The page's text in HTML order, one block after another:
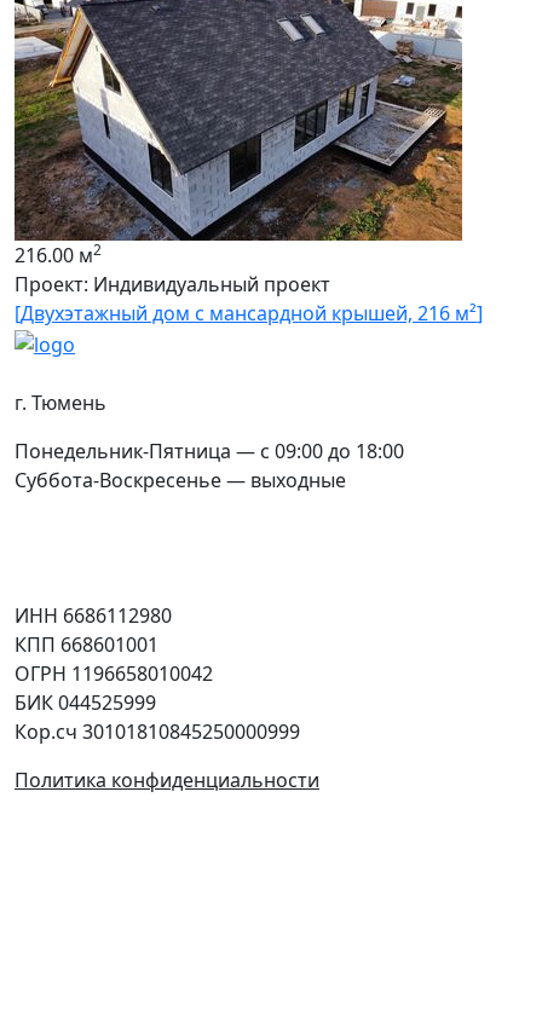
216.00 м2
Проект: Индивидуальный проект
[Двухэтажный дом c мансардной крышей, 216 м²]
ИНН 6686112980
КПП 668601001
ОГРН 1196658010042
БИК 044525999
Кор.сч 30101810845250000999
Политика конфиденциальности
г. Тюмень
Понедельник-Пятница — с 09:00 до 18:00
Суббота-Воскресенье — выходные